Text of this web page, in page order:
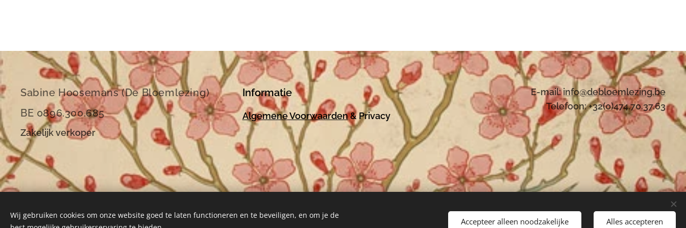
Sabine Hoosemans (De Bloemlezing)
BE 0896.300.685
Zakelijk verkoper
Informatie
Algemene Voorwaarden& Privacy
E-mail:info@debloemlezing.be
Telefoon: +32(0)474.70.37.63
Wij gebruiken cookies om onze website goed te laten functioneren en te beveiligen, en om je de
Accepteer alleen noodzakelijke Alles accepteren